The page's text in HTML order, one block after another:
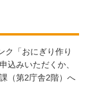
ク「おにぎり作り
込みいただくか、
（第2庁舎2階）へ